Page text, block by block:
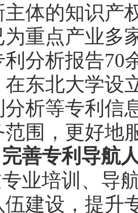
主体的知识产
为重点产业多
利分析报告70
在东北大学设
分析等专利信
范围，更好地
善专利导航
业培训、导
伍建设，提升